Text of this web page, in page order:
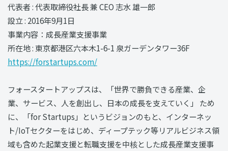
代表者 : 代表取締役社⻑ 兼 CEO 志水 雄一郎
設立 : 2016年9月1日
事業内容：成長産業支援事業
所在地 : 東京都港区六本木1-6-1 泉ガーデンタワー36F
https://forstartups.com/
フォースタートアップスは、「世界で勝負できる産業、企
業、サービス、人を創出し、日本の成⻑を支えていく」 ため
に、「for Startups」というビジョンのもと、インターネッ
ト/IoTセクターをはじめ、ディープテック等リアルビジネス領
域も含めた起業支援と転職支援を中核とした成長産業支援事